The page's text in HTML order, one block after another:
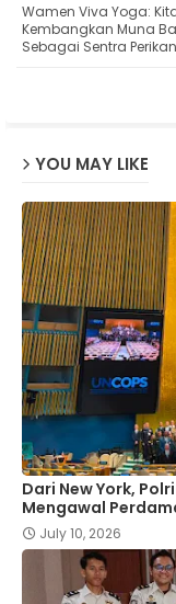
Wamen Viva Yoga:
Kembangkan Muna
Sebagai Sentra
YOU MAY LIKE
Dari New York,
Mengawal
July 10, 2026